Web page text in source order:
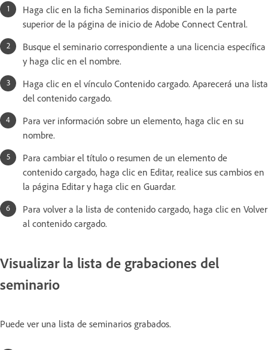
Haga clic en la ficha Seminarios disponible en la parte
superior de la página de inicio de Adobe Connect Central.
Busque el seminario correspondiente a una licencia específica
y haga clic en el nombre.
Haga clic en el vínculo Contenido cargado. Aparecerá una lista
del contenido cargado.
Para ver información sobre un elemento, haga clic en su
nombre.
Para cambiar el título o resumen de un elemento de
contenido cargado, haga clic en Editar, realice sus cambios en
la página Editar y haga clic en Guardar.
Para volver a la lista de contenido cargado, haga clic en Volver
al contenido cargado.
Visualizar la lista de grabaciones del
seminario
Puede ver una lista de seminarios grabados.